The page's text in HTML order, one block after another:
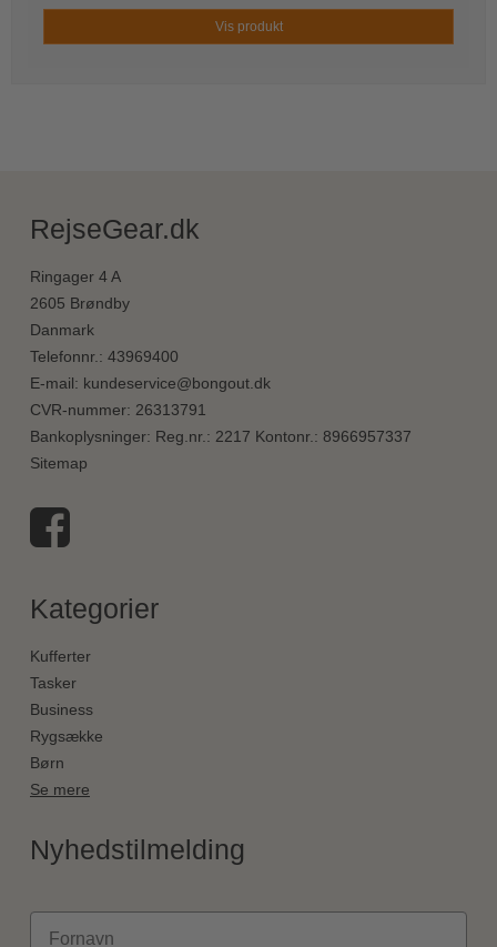
Vis produkt
RejseGear.dk
Ringager 4 A
2605 Brøndby
Danmark
Telefonnr. : 43969400
E-mail: kundeservice@bongout.dk
CVR-nummer: 26313791
Bankoplysninger: Reg.nr.: 2217 Kontonr.: 8966957337
Sitemap
Kategorier
Kufferter
Tasker
Business
Rygsække
Børn
Se mere
Nyhedstilmelding
Fornavn